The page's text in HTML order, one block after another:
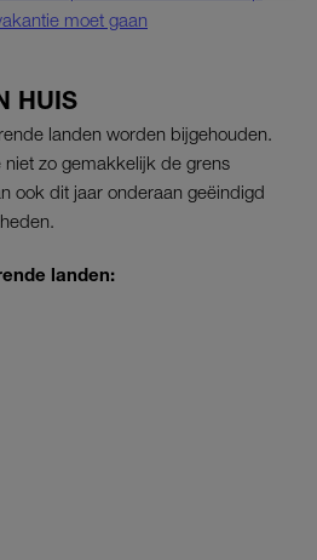
moet gaan
HUIS
landen worden bijgehouden.
zo gemakkelijk de grens
ook dit jaar onderaan geëindigd
landen: